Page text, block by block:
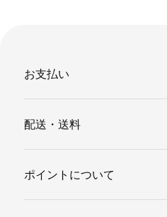
お支払い
配送・送料
ポイントについて